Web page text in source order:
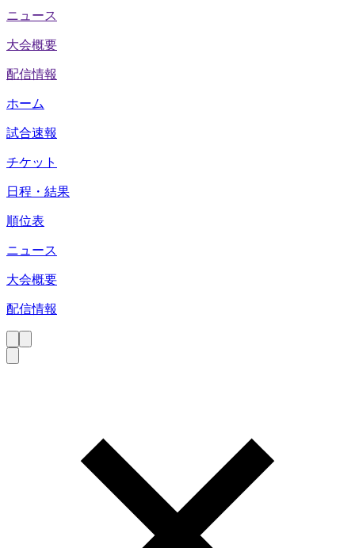
ニュース
大会概要
配信情報
ホーム
試合速報
チケット
日程・結果
順位表
ニュース
大会概要
配信情報